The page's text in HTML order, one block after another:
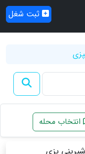
ثبت شغل
انتخاب محله
پزی